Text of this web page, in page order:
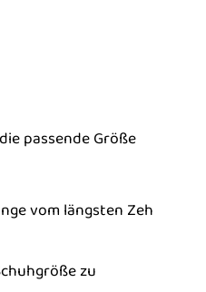
passende Größe
vom längsten Zeh
zu